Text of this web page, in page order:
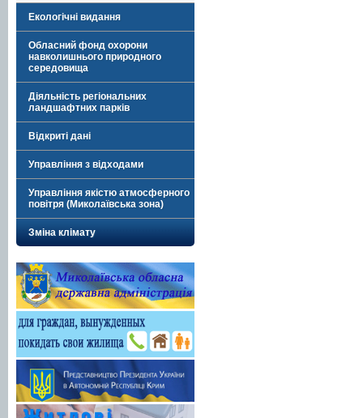
Екологічні видання
Обласний фонд охорони
навколишнього природного
середовища
Діяльність регіональних
ландшафтних парків
Відкриті дані
Управління з відходами
Управління якістю атмосферного
повітря (Миколаївська зона)
Зміна клімату